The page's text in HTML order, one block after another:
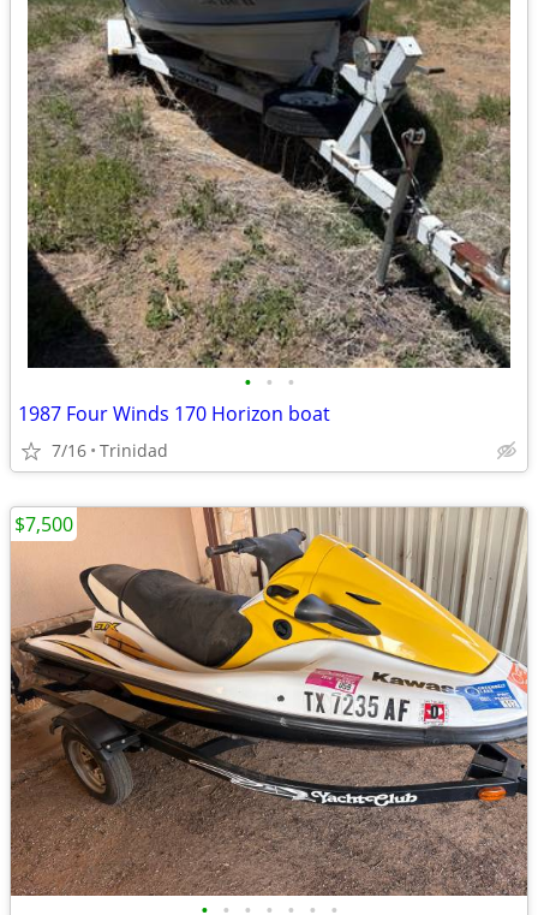
• • •
1987 Four Winds 170 Horizon boat
7/16 Trinidad
$7,500